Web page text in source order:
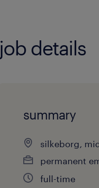
job details
summary
silkeborg,
permanent
full-time